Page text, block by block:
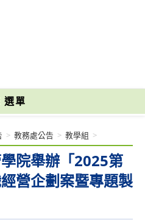
選單
院舉辦「2025第
營企劃案暨專題製
> 教務處公告 > 教學組 >